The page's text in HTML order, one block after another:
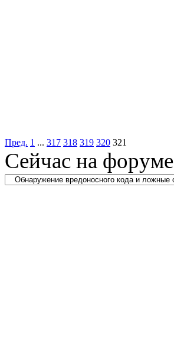
Пред. 1 ... 317 318 319 320 321
Сейчас на форуме